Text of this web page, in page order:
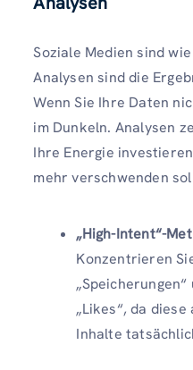
Soziale Medien sind
Analysen sind die
Wenn Sie Ihre Daten
im Dunkeln. Analysen
Ihre Energie
mehr verschwenden
„High-Intent“-
Konzentrieren
„Likes“, da
Inhalte